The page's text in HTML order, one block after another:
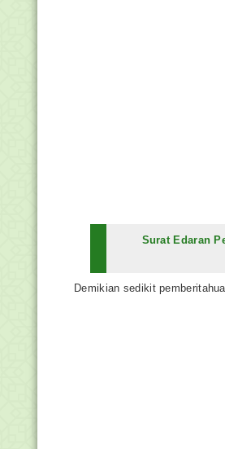
Surat Edaran
Demikian sedikit